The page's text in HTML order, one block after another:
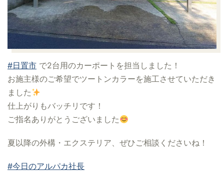
#日置市 で2台用のカーポートを担当しました！
お施主様のご希望でツートンカラーを施工させていただき
ました
仕上がりもバッチリです！
ご指名ありがとうございました
夏以降の外構・エクステリア、ぜひご相談くださいね！
#今日のアルパカ社長